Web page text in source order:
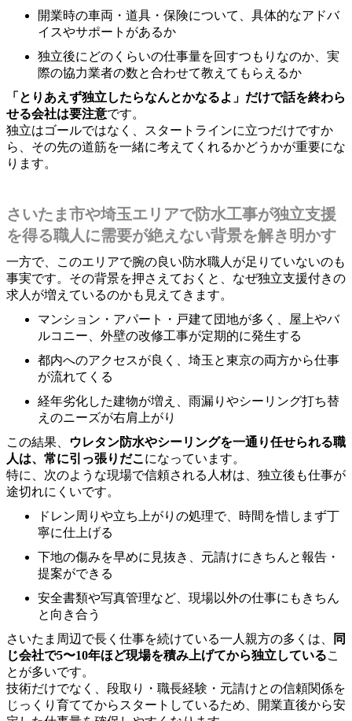
開業時の車両・道具・保険について、具体的なアドバ
イスやサポートがあるか
独立後にどのくらいの仕事量を回すつもりなのか、実
際の協力業者の数と合わせて教えてもらえるか
「とりあえず独立したらなんとかなるよ」だけで話を終わら
せる会社は要注意です。
独立はゴールではなく、スタートラインに立つだけですか
ら、その先の道筋を一緒に考えてくれるかどうかが重要にな
ります。
さいたま市や埼玉エリアで防水工事が独立支援
を得る職人に需要が絶えない背景を解き明かす
一方で、このエリアで腕の良い防水職人が足りていないのも
事実です。その背景を押さえておくと、なぜ独立支援付きの
求人が増えているのかも見えてきます。
マンション・アパート・戸建て団地が多く、屋上やバ
ルコニー、外壁の改修工事が定期的に発生する
都内へのアクセスが良く、埼玉と東京の両方から仕事
が流れてくる
経年劣化した建物が増え、雨漏りやシーリング打ち替
えのニーズが右肩上がり
この結果、
ウレタン防水やシーリングを一通り任せられる職
人は、常に引っ張りだこ になっています。
特に、次のような現場で信頼される人材は、独立後も仕事が
途切れにくいです。
ドレン周りや立ち上がりの処理で、時間を惜しまず丁
寧に仕上げる
下地の傷みを早めに見抜き、元請けにきちんと報告・
提案ができる
安全書類や写真管理など、現場以外の仕事にもきちん
と向き合う
さいたま周辺で長く仕事を続けている一人親方の多くは、
同
じ会社で5〜10年ほど現場を積み上げてから独立しているこ
とが多いです。
技術だけでなく、段取り・職長経験・元請けとの信頼関係を
じっくり育ててからスタートしているため、開業直後から安